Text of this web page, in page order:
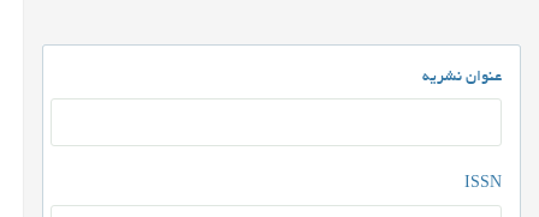
عنوان نشریه
ISSN